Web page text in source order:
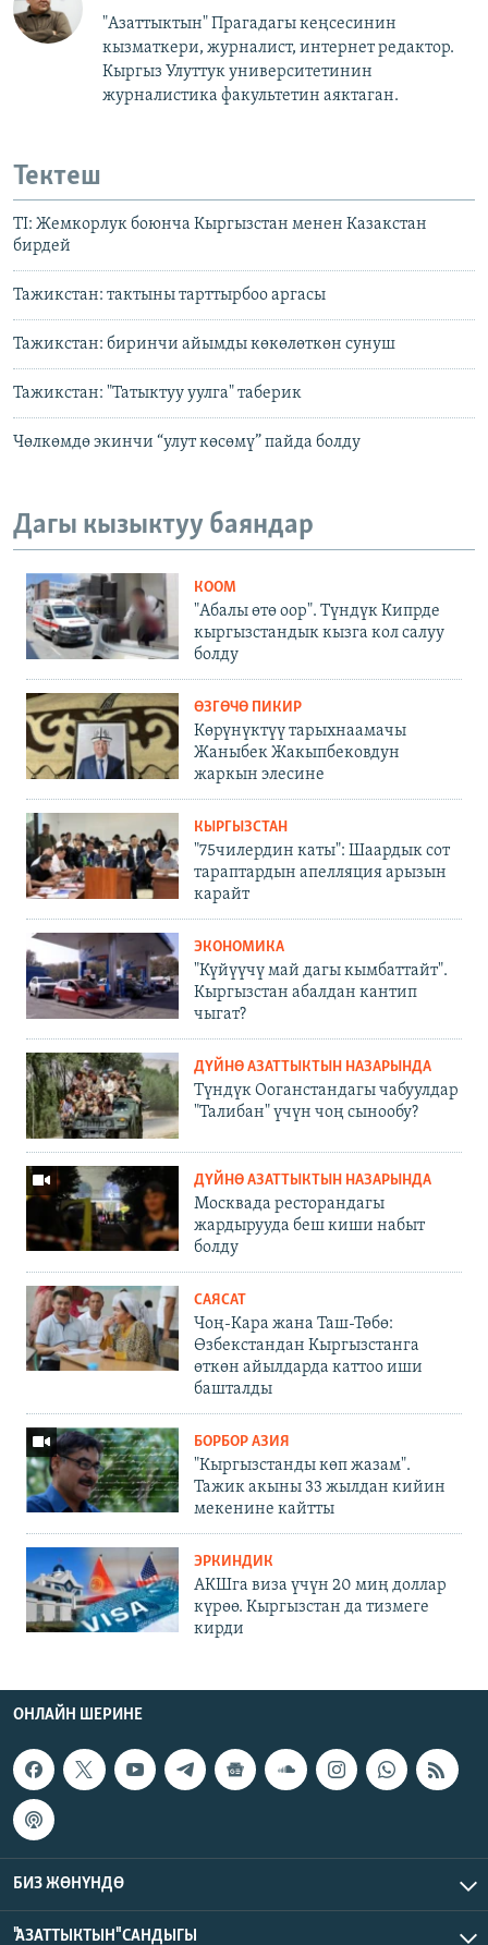
"Азаттыктын" Прагадагы кеңсесинин
кызматкери, журналист, интернет редактор.
Кыргыз Улуттук университетинин
журналистика факультетин аяктаган.
Тектеш
TI: Жемкорлук боюнча Кыргызстан менен Казакстан
бирдей
Тажикстан: тактыны тарттырбоо аргасы
Тажикcтан: биринчи айымды көкөлөткөн сунуш
Тажикстан: "Татыктуу уулга" таберик
Чөлкөмдө экинчи “улут көсөмү” пайда болду
Дагы кызыктуу баяндар
КООМ
"Абалы өтө оор". Түндүк Кипрде
кыргызстандык кызга кол салуу
болду
ӨЗГӨЧӨ ПИКИР
Көрүнүктүү тарыхнаамачы
Жаныбек Жакыпбековдун
жаркын элесине
КЫРГЫЗСТАН
"75чилердин каты": Шаардык сот
тараптардын апелляция арызын
карайт
ЭКОНОМИКА
"Күйүүчү май дагы кымбаттайт".
Кыргызстан абалдан кантип
чыгат?
ДҮЙНӨ АЗАТТЫКТЫН НАЗАРЫНДА
Түндүк Ооганстандагы чабуулдар
"Талибан" үчүн чоң сынообу?
ДҮЙНӨ АЗАТТЫКТЫН НАЗАРЫНДА
Москвада ресторандагы
жардырууда беш киши набыт
болду
САЯСАТ
Чоң-Кара жана Таш-Төбө:
Өзбекстандан Кыргызстанга
өткөн айылдарда каттоо иши
башталды
БОРБОР АЗИЯ
"Кыргызстанды көп жазам".
Тажик акыны 33 жылдан кийин
мекенине кайтты
ЭРКИНДИК
АКШга виза үчүн 20 миң доллар
күрөө. Кыргызстан да тизмеге
кирди
ОНЛАЙН ШЕРИНЕ
БИЗ ЖӨНҮНДӨ
"АЗАТТЫКТЫН" САНДЫГЫ